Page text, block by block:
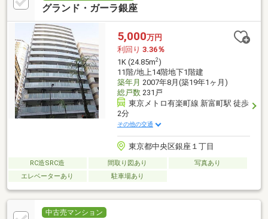
グランド・ガーラ銀座
5,000万円
利回り 3.36％
1K (24.85m2)
11階/地上14階地下1階建
築年月 2007年8月(築19年1ヶ月)
総戸数231戸
東京メトロ有楽町線 新富町駅 徒歩
2分
その他の交通
東京都中央区銀座１丁目
RC造SRC造 間取り図あり
写真あり
エレベーターあり
駐車場あり
中古売マンション